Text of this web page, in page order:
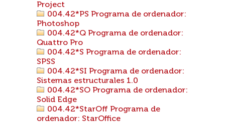
Project
004.42*PS Programa de ordenador:
Photoshop
004.42*Q Programa de ordenador:
Quattro Pro
004.42*S Programa de ordenador:
SPSS
004.42*SI Programa de ordenador:
Sistemas estructurales 1.0
004.42*SO Programa de ordenador:
Solid Edge
004.42*StarOff Programa de
ordenador: StarOffice